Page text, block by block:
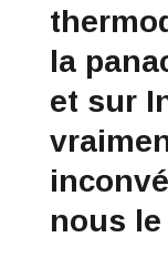
la
et sur
nous